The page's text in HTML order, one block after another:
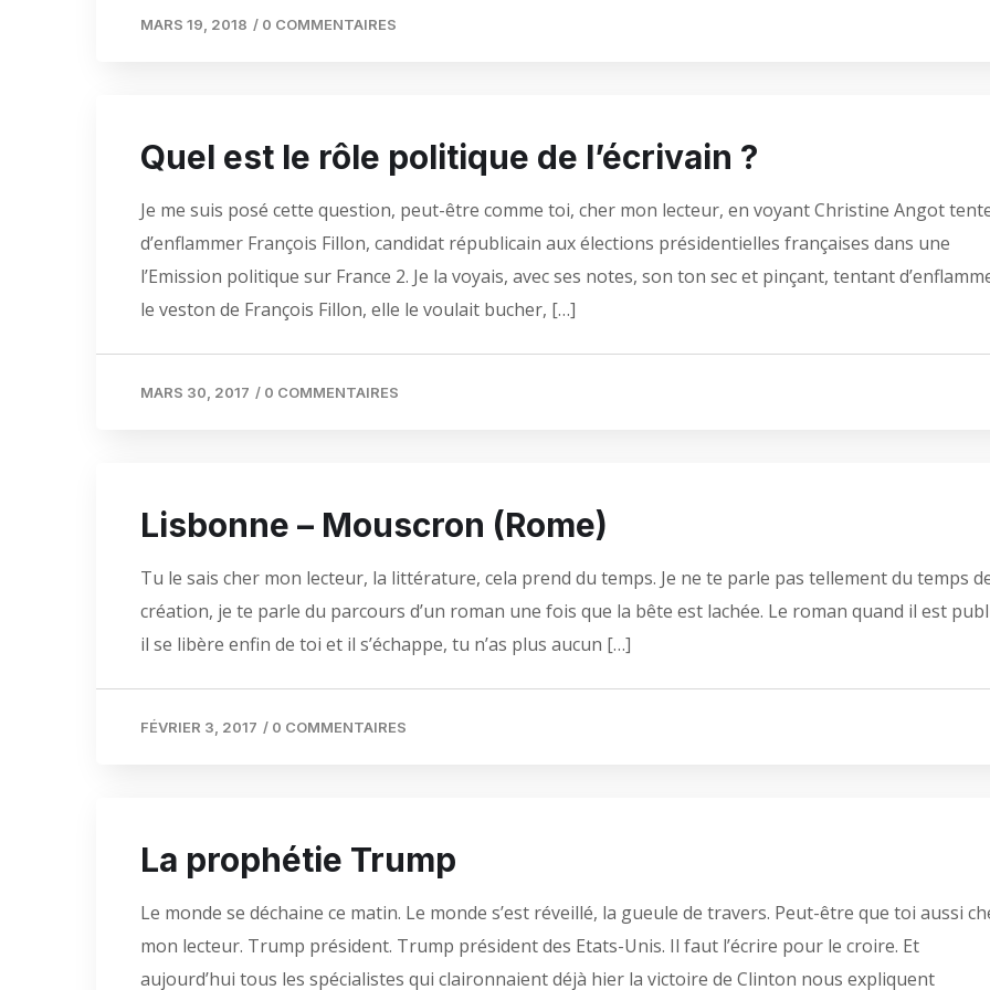
MARS 19, 2018 / 0 COMMENTAIRES
Quel est le rôle politique de l’écrivain ?
Je me suis posé cette question, peut-être comme toi, cher mon lecteur, en voyant Christine Angot
d’enflammer François Fillon, candidat républicain aux élections présidentielles françaises dans une
l’Emission politique sur France 2. Je la voyais, avec ses notes, son ton sec et pinçant, tentant
le veston de François Fillon, elle le voulait bucher, […]
MARS 30, 2017 / 0 COMMENTAIRES
Lisbonne – Mouscron (Rome)
Tu le sais cher mon lecteur, la littérature, cela prend du temps. Je ne te parle pas tellement du temps
création, je te parle du parcours d’un roman une fois que la bête est lachée. Le roman quand il est
il se libère enfin de toi et il s’échappe, tu n’as plus aucun […]
FÉVRIER 3, 2017 / 0 COMMENTAIRES
La prophétie Trump
Le monde se déchaine ce matin. Le monde s’est réveillé, la gueule de travers. Peut-être que toi aussi
mon lecteur. Trump président. Trump président des Etats-Unis. Il faut l’écrire pour le croire. Et
aujourd’hui tous les spécialistes qui claironnaient déjà hier la victoire de Clinton nous expliquent